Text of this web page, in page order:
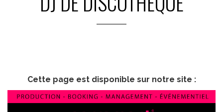
Cette page est disponible sur notre site :